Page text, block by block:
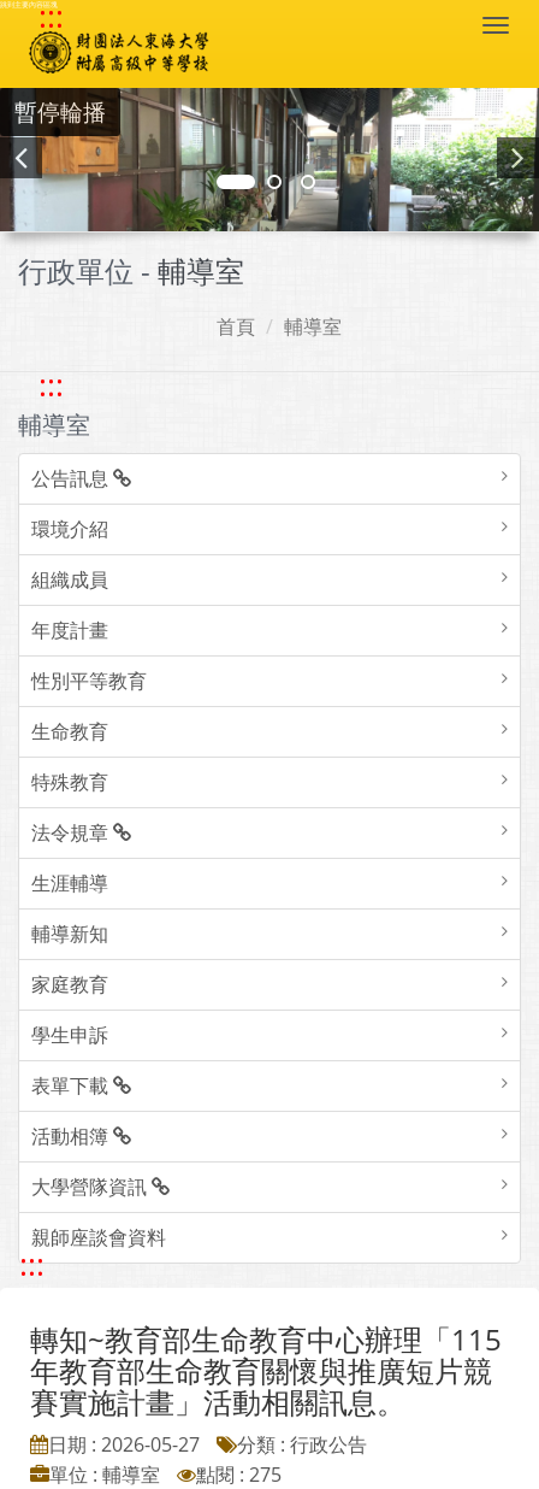
跳到主要內容區塊
:::
暫停輪播
行政單位 - 輔導室
首頁 輔導室
:::
輔導室
公告訊息
環境介紹
組織成員
年度計畫
性別平等教育
生命教育
特殊教育
法令規章
生涯輔導
輔導新知
家庭教育
學生申訴
表單下載
活動相簿
大學營隊資訊
親師座談會資料
:::
轉知~教育部生命教育中心辦理「115
年教育部生命教育關懷與推廣短片競
賽實施計畫」活動相關訊息。
日期 : 2026-05-27
分類 : 行政公告
單位 : 輔導室
點閱 : 275